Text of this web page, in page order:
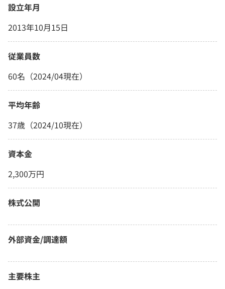
設立年月
2013年10月15日
従業員数
60名（2024/04現在）
平均年齢
37歳（2024/10現在）
資本金
2,300万円
株式公開
外部資金/調達額
主要株主